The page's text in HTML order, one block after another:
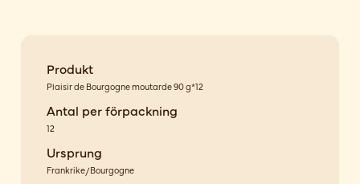
Produkt
Plaisir de Bourgogne moutarde 90 g*12
Antal per förpackning
12
Ursprung
Frankrike/Bourgogne